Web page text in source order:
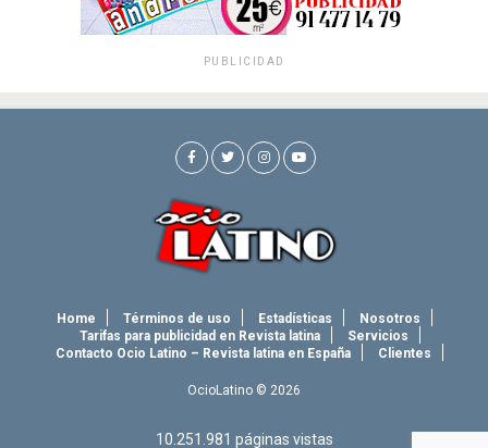
PUBLICIDAD
Home Términos de uso Estadísticas
Nosotros
Tarifas para publicidad en Revista latina
Servicios
Contacto Ocio Latino – Revista latina en España
Clientes
OcioLatino © 2026
10.251.981 páginas vistas